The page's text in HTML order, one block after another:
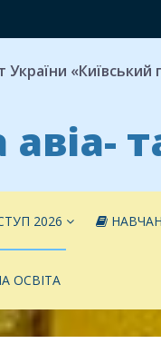
«Київський
2026
ОСВІТА